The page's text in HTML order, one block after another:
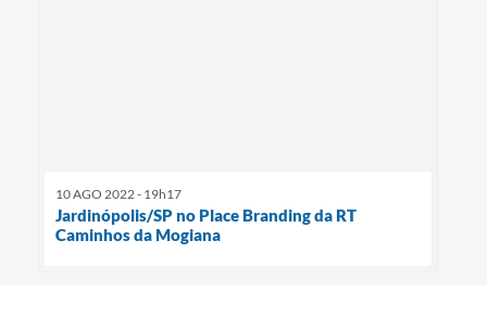
10 AGO 2022 - 19h17
Jardinópolis/SP no Place Branding da RT
Caminhos da Mogiana